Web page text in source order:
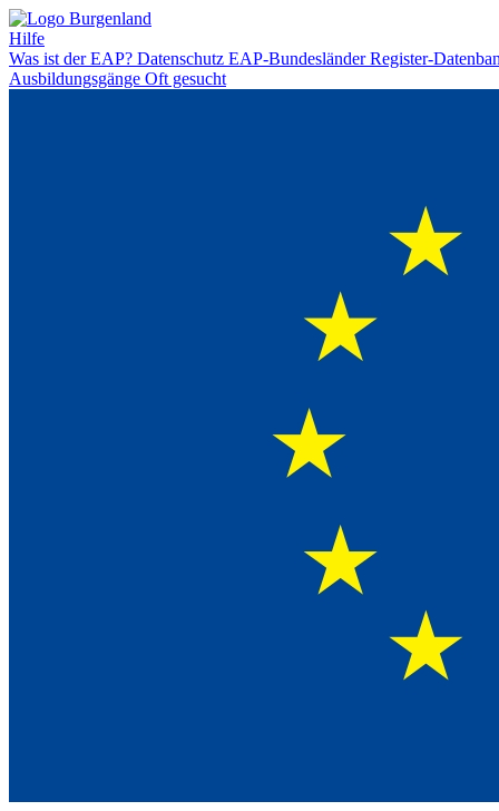
Hilfe
Was ist der EAP? Datenschutz EAP-BundesländerRegister-
Ausbildungsgänge Oft gesucht